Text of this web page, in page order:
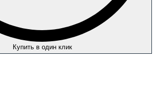
Купить в один клик